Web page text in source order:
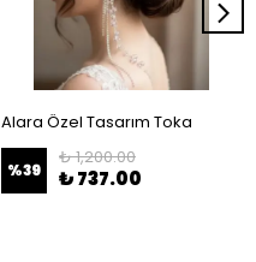
Alara Özel Tasarım Toka
%39
₺ 1,200.00
₺ 737.00